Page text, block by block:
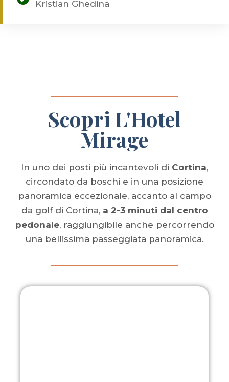
Kristian Ghedina
Scopri L'Hotel
Mirage
In uno dei posti più incantevoli di Cortina,
circondato da boschi e in una posizione
panoramica eccezionale, accanto al campo
da golf di Cortina, a 2-3 minuti dal centro
pedonale, raggiungibile anche percorrendo
una bellissima passeggiata panoramica.